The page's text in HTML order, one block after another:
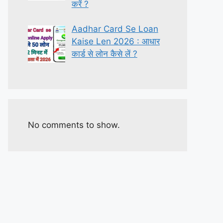
करें ?
Aadhar Card Se Loan
Kaise Len 2026 : आधार
कार्ड से लोन कैसे लें ?
No comments to show.